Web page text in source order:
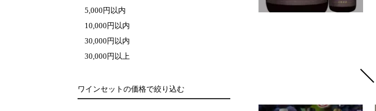
5,000円以内
10,000円以内
30,000円以内
30,000円以上
ワインセットの価格で絞り込む